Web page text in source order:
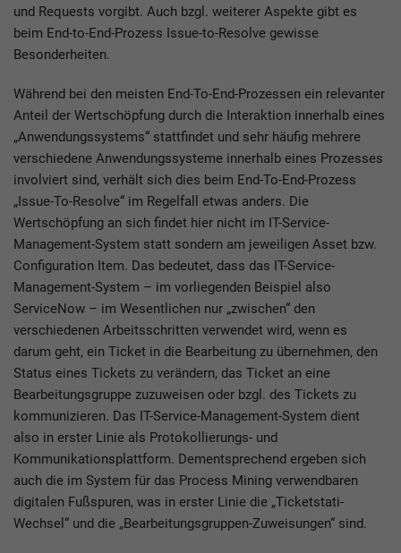
und Requests vorgibt. Auch bzgl. weiterer Aspekte gibt es
beim End-to-End-Prozess Issue-to-Resolve gewisse
Besonderheiten.
Während bei den meisten End-To-End-Prozessen ein relevanter
Anteil der Wertschöpfung durch die Interaktion innerhalb eines
„Anwendungssystems“ stattfindet und sehr häufig mehrere
verschiedene Anwendungssysteme innerhalb eines Prozesses
involviert sind, verhält sich dies beim End-To-End-Prozess
„Issue-To-Resolve“ im Regelfall etwas anders. Die
Wertschöpfung an sich findet hier nicht im IT-Service-
Management-System statt sondern am jeweiligen Asset bzw.
Configuration Item. Das bedeutet, dass das IT-Service-
Management-System – im vorliegenden Beispiel also
ServiceNow – im Wesentlichen nur „zwischen“ den
verschiedenen Arbeitsschritten verwendet wird, wenn es
darum geht, ein Ticket in die Bearbeitung zu übernehmen, den
Status eines Tickets zu verändern, das Ticket an eine
Bearbeitungsgruppe zuzuweisen oder bzgl. des Tickets zu
kommunizieren. Das IT-Service-Management-System dient
also in erster Linie als Protokollierungs- und
Kommunikationsplattform. Dementsprechend ergeben sich
auch die im System für das Process Mining verwendbaren
digitalen Fußspuren, was in erster Linie die „Ticketstati-
Wechsel“ und die „Bearbeitungsgruppen-Zuweisungen“ sind.